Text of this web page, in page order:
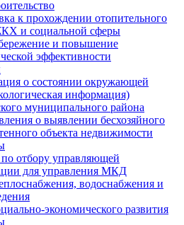
к прохождении отопительного
и социальной сферы
и повышение
эффективности
о состоянии окружающей
информация)
муниципального района
о выявлении бесхозяйного
объекта недвижимости
отбору управляющей
для управления МКД
водоснабжения и
экономического развития